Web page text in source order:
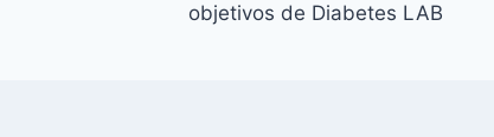
objetivos de Diabetes LAB